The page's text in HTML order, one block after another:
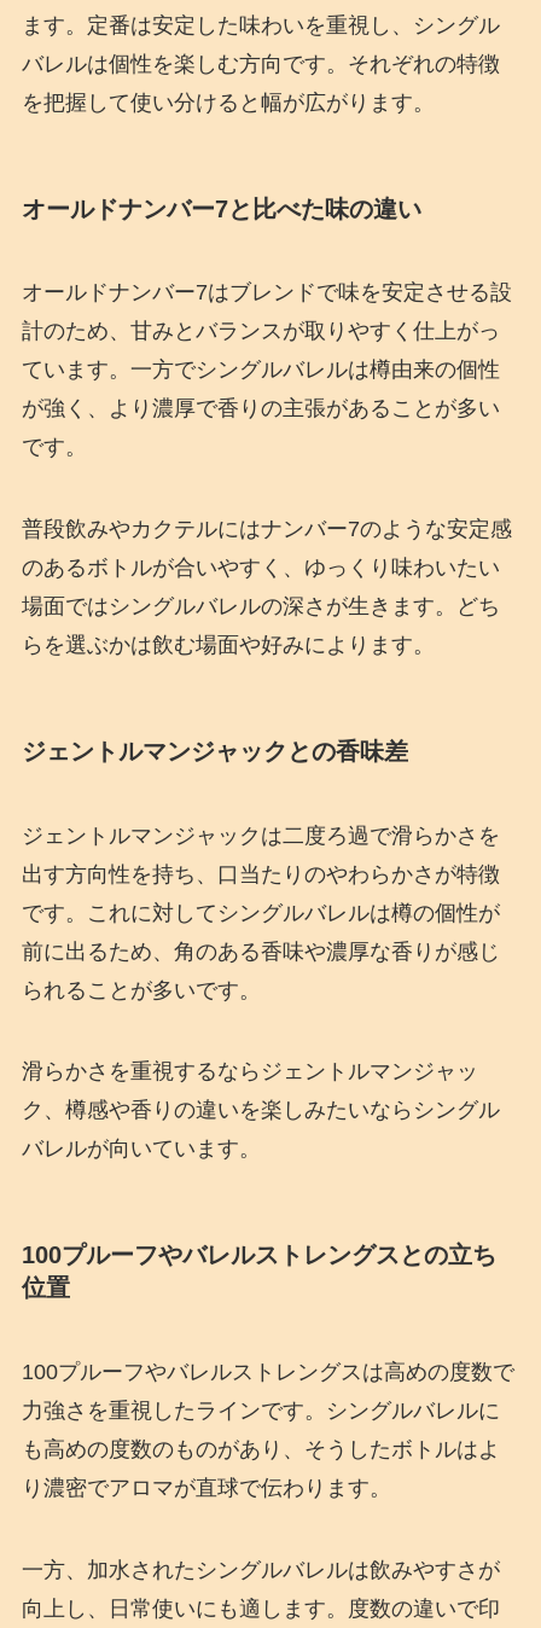
ます。定番は安定した味わいを重視し、シングル
バレルは個性を楽しむ方向です。それぞれの特徴
を把握して使い分けると幅が広がります。
オールドナンバー7と比べた味の違い
オールドナンバー7はブレンドで味を安定させる設
計のため、甘みとバランスが取りやすく仕上がっ
ています。一方でシングルバレルは樽由来の個性
が強く、より濃厚で香りの主張があることが多い
です。
普段飲みやカクテルにはナンバー7のような安定感
のあるボトルが合いやすく、ゆっくり味わいたい
場面ではシングルバレルの深さが生きます。どち
らを選ぶかは飲む場面や好みによります。
ジェントルマンジャックとの香味差
ジェントルマンジャックは二度ろ過で滑らかさを
出す方向性を持ち、口当たりのやわらかさが特徴
です。これに対してシングルバレルは樽の個性が
前に出るため、角のある香味や濃厚な香りが感じ
られることが多いです。
滑らかさを重視するならジェントルマンジャッ
ク、樽感や香りの違いを楽しみたいならシングル
バレルが向いています。
100プルーフやバレルストレングスとの立ち
位置
100プルーフやバレルストレングスは高めの度数で
力強さを重視したラインです。シングルバレルに
も高めの度数のものがあり、そうしたボトルはよ
り濃密でアロマが直球で伝わります。
一方、加水されたシングルバレルは飲みやすさが
向上し、日常使いにも適します。度数の違いで印